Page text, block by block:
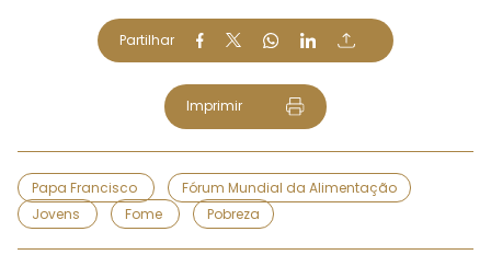
Partilhar
Imprimir
Papa Francisco
Fórum Mundial da Alimentação
Jovens
Fome Pobreza